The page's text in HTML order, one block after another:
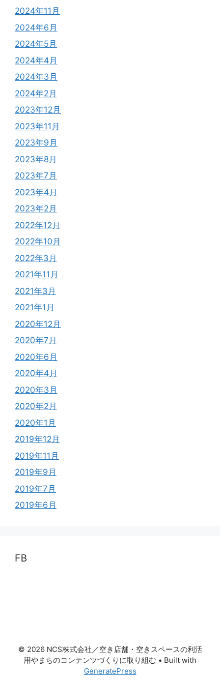
2024年11月
2024年6月
2024年5月
2024年4月
2024年3月
2024年2月
2023年12月
2023年11月
2023年9月
2023年8月
2023年7月
2023年4月
2023年2月
2022年12月
2022年10月
2022年3月
2021年11月
2021年3月
2021年1月
2020年12月
2020年7月
2020年6月
2020年4月
2020年3月
2020年2月
2020年1月
2019年12月
2019年11月
2019年9月
2019年7月
2019年6月
FB
© 2026 NCS株式会社／空き店舗・空きスペースの利活
用やまちのコンテンツづくりに取り組む • Built with
GeneratePress